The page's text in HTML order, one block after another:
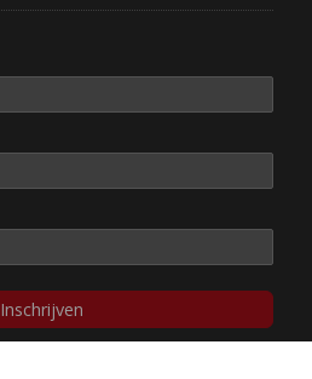
Inschrijven